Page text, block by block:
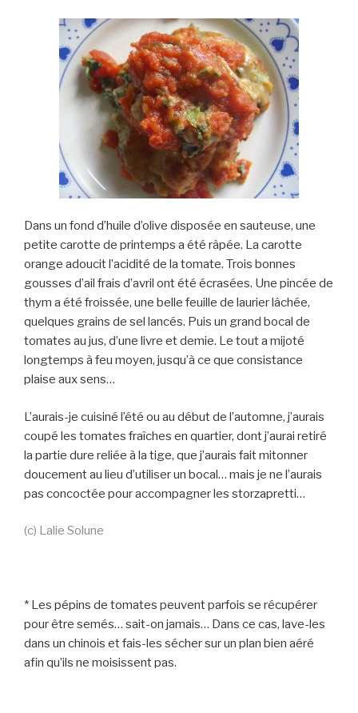
Dans un fond d’huile d’olive disposée en sauteuse, une
petite carotte de printemps a été râpée. La carotte
orange adoucit l’acidité de la tomate. Trois bonnes
gousses d’ail frais d’avril ont été écrasées. Une pincée de
thym a été froissée, une belle feuille de laurier lâchée,
quelques grains de sel lancés. Puis un grand bocal de
tomates au jus, d’une livre et demie. Le tout a mijoté
longtemps à feu moyen, jusqu’à ce que consistance
plaise aux sens…
L’aurais-je cuisiné l’été ou au début de l’automne, j’aurais
coupé les tomates fraîches en quartier, dont j’aurai retiré
la partie dure reliée à la tige, que j’aurais fait mitonner
doucement au lieu d’utiliser un bocal… mais je ne l’aurais
pas concoctée pour accompagner les storzapretti…
(c) Lalie Solune
* Les pépins de tomates peuvent parfois se récupérer
pour être semés… sait-on jamais… Dans ce cas, lave-les
dans un chinois et fais-les sécher sur un plan bien aéré
afin qu’ils ne moisissent pas.